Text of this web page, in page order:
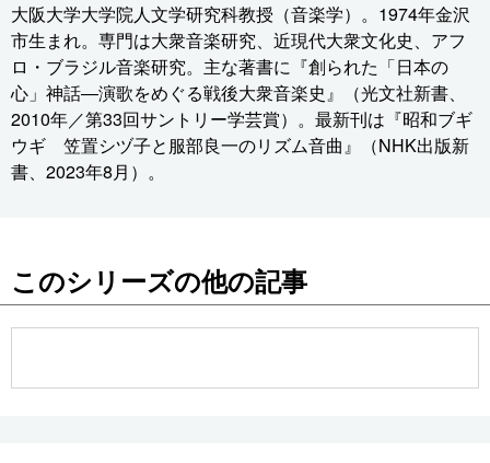
大阪大学大学院人文学研究科教授（音楽学）。1974年金沢
市生まれ。専門は大衆音楽研究、近現代大衆文化史、アフ
ロ・ブラジル音楽研究。主な著書に『創られた「日本の
心」神話―演歌をめぐる戦後大衆音楽史』（光文社新書、
2010年／第33回サントリー学芸賞）。最新刊は『昭和ブギ
ウギ 笠置シヅ子と服部良一のリズム音曲』（NHK出版新
書、2023年8月）。
このシリーズの他の記事